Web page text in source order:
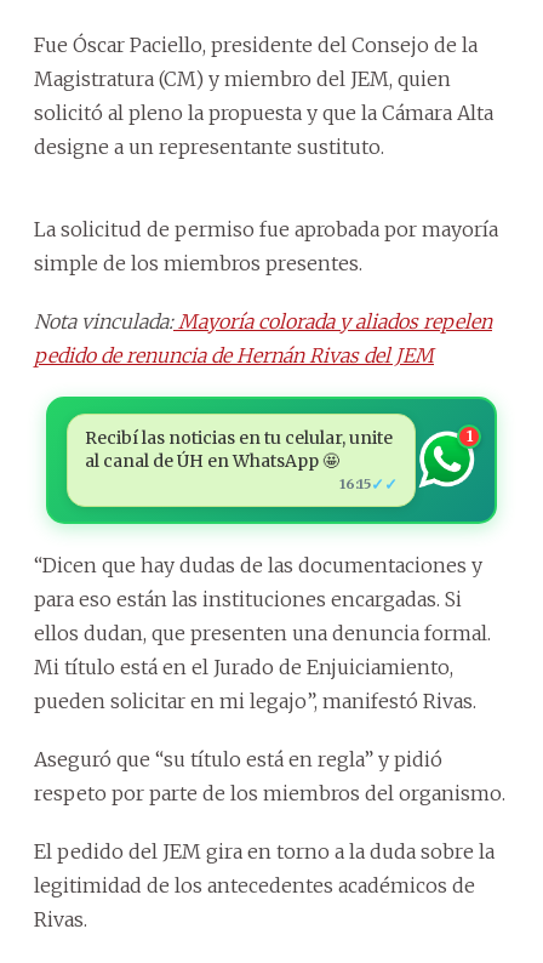
Fue Óscar Paciello, presidente del Consejo de la
Magistratura (CM) y miembro del JEM, quien
solicitó al pleno la propuesta y que la Cámara Alta
designe a un representante sustituto.
La solicitud de permiso fue aprobada por mayoría
simple de los miembros presentes.
Nota vinculada:Mayoría colorada y aliados repelen
pedido de renuncia de Hernán Rivas del JEM
Recibí las noticias en tu celular, unite
al canal de ÚH en WhatsApp 🤩
16:15✓✓
1
“Dicen que hay dudas de las documentaciones y
para eso están las instituciones encargadas. Si
ellos dudan, que presenten una denuncia formal.
Mi título está en el Jurado de Enjuiciamiento,
pueden solicitar en mi legajo”, manifestó Rivas.
Aseguró que “su título está en regla” y pidió
respeto por parte de los miembros del organismo.
El pedido del JEM gira en torno a la duda sobre la
legitimidad de los antecedentes académicos de
Rivas.